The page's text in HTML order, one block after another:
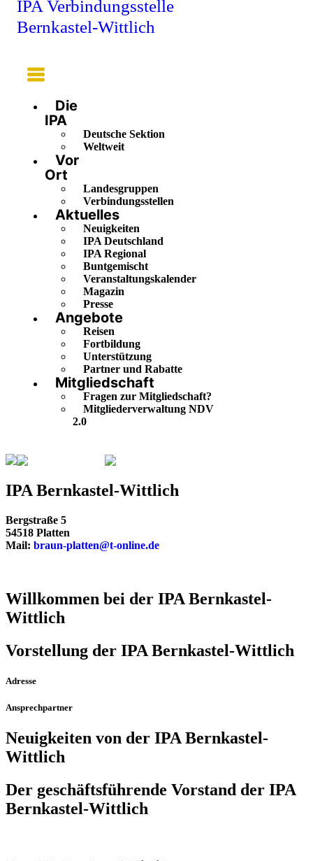
IPA Verbindungsstelle
Bernkastel-Wittlich
Main
Menu
Die
IPA
Deutsche Sektion
Weltweit
Vor
Ort
Landesgruppen
Verbindungsstellen
Aktuelles
Neuigkeiten
IPA Deutschland
IPA Regional
Buntgemischt
Veranstaltungskalender
Magazin
Presse
Angebote
Reisen
Fortbildung
Unterstützung
Partner und Rabatte
Mitgliedschaft
Fragen zur Mitgliedschaft?
Mitgliederverwaltung NDV
2.0
IPA Bernkastel-Wittlich
Bergstraße 5
54518 Platten
Mail: braun-platten@t-online.de
Willkommen bei der IPA Bernkastel-
Wittlich
Vorstellung der IPA Bernkastel-Wittlich
Adresse
Ansprechpartner
Neuigkeiten von der IPA Bernkastel-
Wittlich
Der geschäfts­führende Vorstand der IPA
Bernkastel-Wittlich